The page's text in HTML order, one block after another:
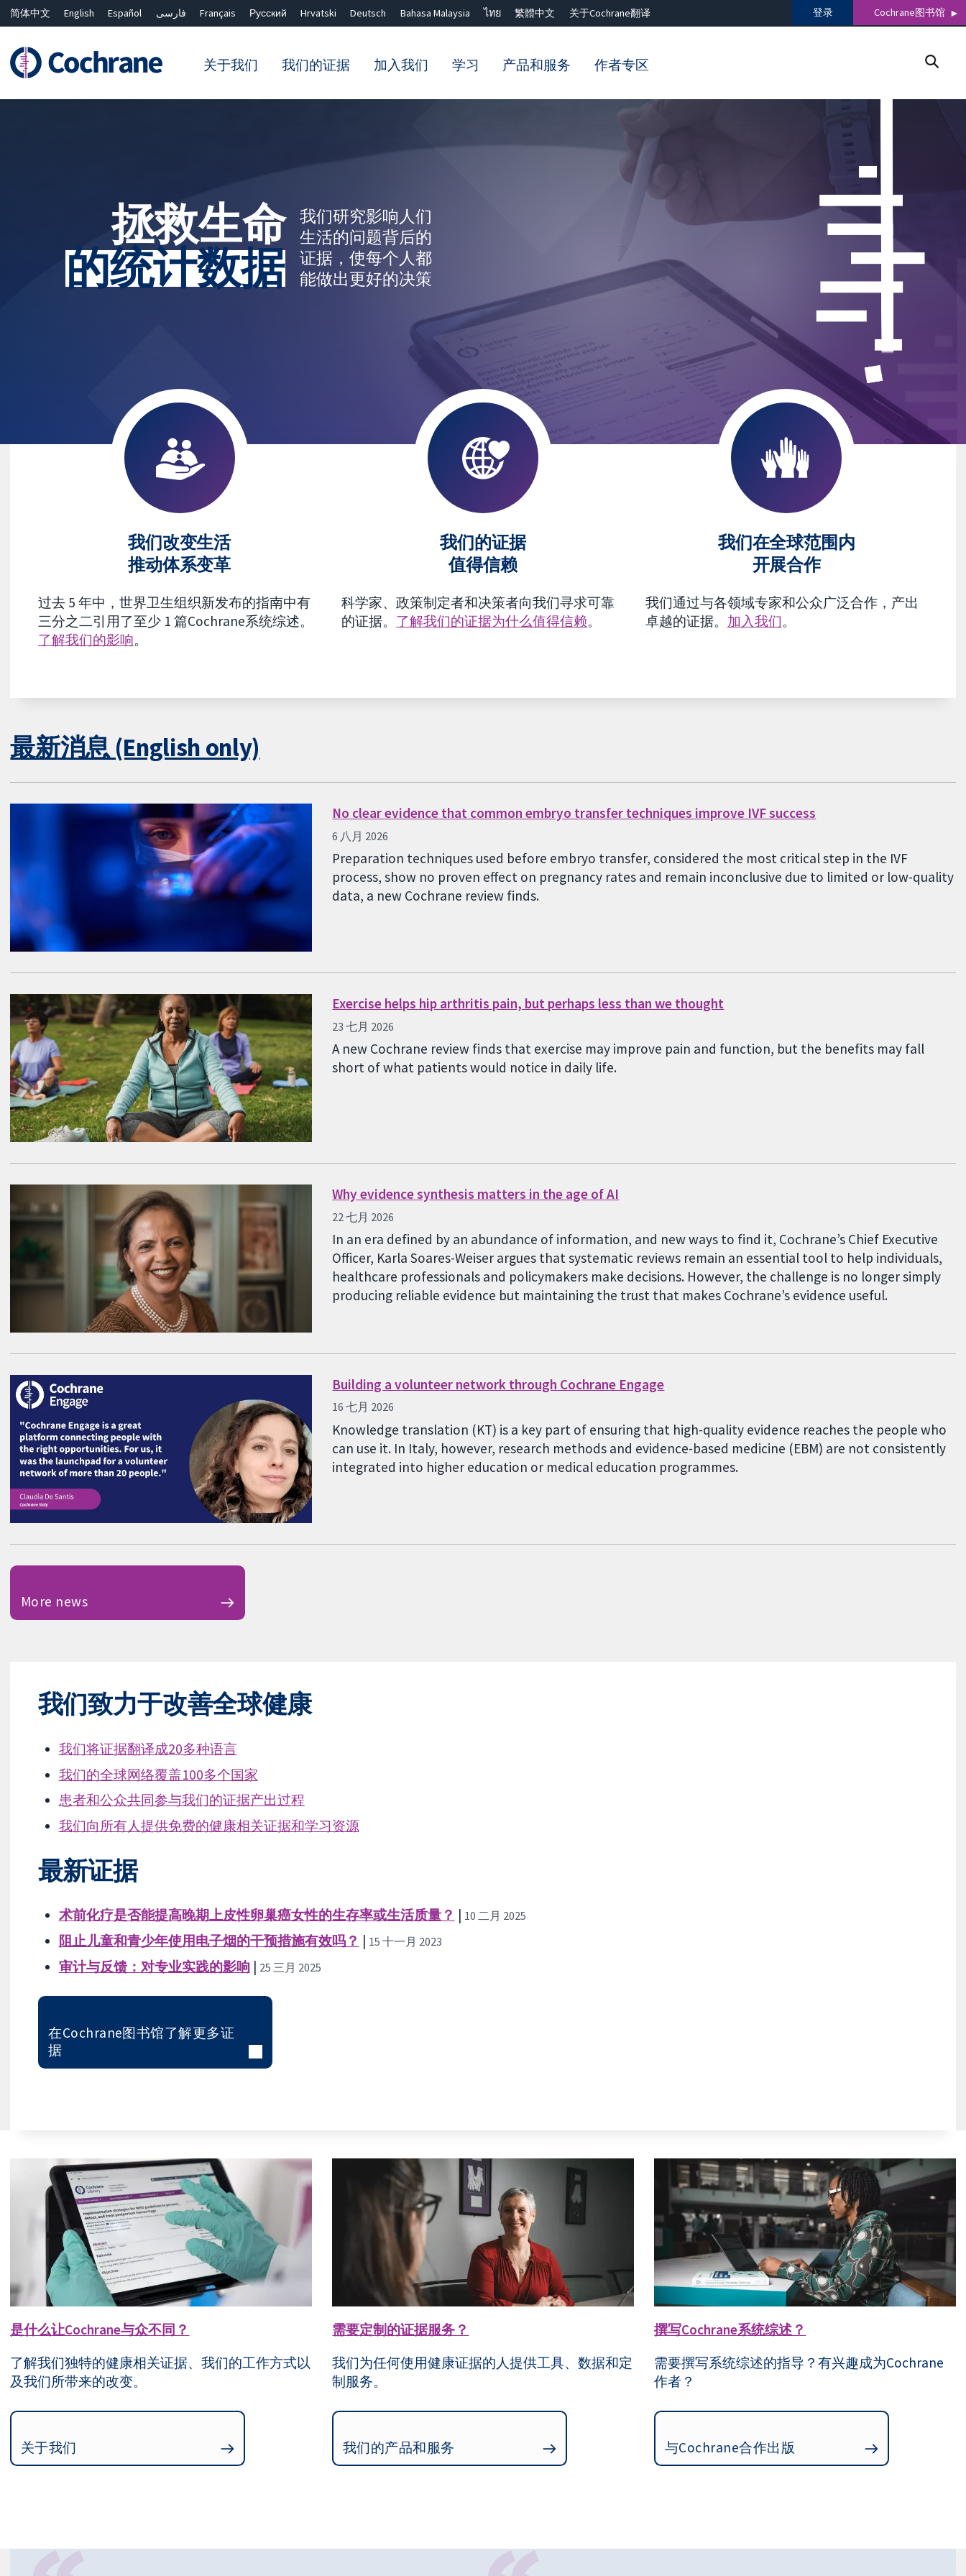
简体中文 English Español فارسی Français Русский Hrvatski Deutsch Bahasa Malaysia ไทย 繁體中文 关于Cochrane翻译 登录 Cochrane图书馆
关于我们 我们的证据 加入我们 学习 产品和服务 作者专区
拯救生命
的统计数据
我们研究影响人们
生活的问题背后的
证据，使每个人都
能做出更好的决策
我们改变生活
推动体系变革
过去 5 年中，世界卫生组织新发布的指南中有
三分之二引用了至少 1 篇Cochrane系统综述。
了解我们的影响。
我们的证据
值得信赖
科学家、政策制定者和决策者向我们寻求可靠
的证据。 了解我们的证据为什么值得信赖。
我们在全球范围内
开展合作
我们通过与各领域专家和公众广泛合作，产出
卓越的证据。 加入我们。
最新消息 (English only)
No clear evidence that common embryo transfer techniques improve IVF success
6 八月 2026
Preparation techniques used before embryo transfer, considered the most critical step in the IVF
process, show no proven effect on pregnancy rates and remain inconclusive due to limited or low-quality
data, a new Cochrane review finds.
Exercise helps hip arthritis pain, but perhaps less than we thought
23 七月 2026
A new Cochrane review finds that exercise may improve pain and function, but the benefits may fall
short of what patients would notice in daily life.
Why evidence synthesis matters in the age of AI
22 七月 2026
In an era defined by an abundance of information, and new ways to find it, Cochrane’s Chief Executive
Officer, Karla Soares-Weiser argues that systematic reviews remain an essential tool to help individuals,
healthcare professionals and policymakers make decisions. However, the challenge is no longer simply
producing reliable evidence but maintaining the trust that makes Cochrane’s evidence useful.
Building a volunteer network through Cochrane Engage
16 七月 2026
Knowledge translation (KT) is a key part of ensuring that high-quality evidence reaches the people who
can use it. In Italy, however, research methods and evidence-based medicine (EBM) are not consistently
integrated into higher education or medical education programmes.
More news
我们致力于改善全球健康
我们将证据翻译成20多种语言
我们的全球网络覆盖100多个国家
患者和公众共同参与我们的证据产出过程
我们向所有人提供免费的健康相关证据和学习资源
最新证据
术前化疗是否能提高晚期上皮性卵巢癌女性的生存率或生活质量？ | 10 二月 2025
阻止儿童和青少年使用电子烟的干预措施有效吗？ | 15 十一月 2023
审计与反馈：对专业实践的影响| 25 三月 2025
在Cochrane图书馆了解更多证
据
是什么让Cochrane与众不同？
了解我们独特的健康相关证据、我们的工作方式以
及我们所带来的改变。
关于我们
需要定制的证据服务？
我们为任何使用健康证据的人提供工具、数据和定
制服务。
我们的产品和服务
撰写Cochrane系统综述？
需要撰写系统综述的指导？有兴趣成为Cochrane
作者？
与Cochrane合作出版